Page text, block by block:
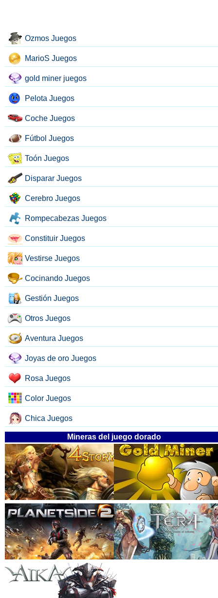
Ozmos Juegos
MarioS Juegos
gold miner juegos
Pelota Juegos
Coche Juegos
Fútbol Juegos
Toón Juegos
Disparar Juegos
Cerebro Juegos
Rompecabezas Juegos
Constituir Juegos
Vestirse Juegos
Cocinando Juegos
Gestión Juegos
Otros Juegos
Aventura Juegos
Joyas de oro Juegos
Rosa Juegos
Color Juegos
Chica Juegos
Mineras del juego dorado